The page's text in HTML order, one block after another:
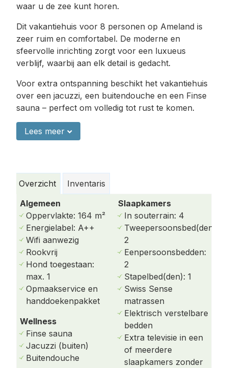
waar u de zee kunt horen.
Dit vakantiehuis voor 8 personen op Ameland is
zeer ruim en comfortabel. De moderne en
sfeervolle inrichting zorgt voor een luxueus
verblijf, waarbij aan elk detail is gedacht.
Voor extra ontspanning beschikt het vakantiehuis
over een jacuzzi, een buitendouche en een Finse
sauna – perfect om volledig tot rust te komen.
Hestia: een modern vakantiehuis
voor 8 personen op Ameland
samengesteld en geïnspireerd door de unieke
ligging midden in de duinen. De eigenaren hebben
natuurlijke materialen, zoals eikenhout, wat de
basis vormt voor de vele Scandinavische
designmeubels in de woning. Ook het kleurenpalet
sluit naadloos aan op de prachtige, heldere
luchten van de Wadden.
Indeling van deze vakantievilla op
Ameland
Hestia heeft twee toegangen: u betreedt het huis
via het souterrain of de begane grond.
Souterrain – koel in de zomer en praktisch
ingedeeld
Lees meer
Overzicht
Inventaris
Algemeen
Oppervlakte: 164 m²
Energielabel: A++
Wifi aanwezig
Rookvrij
Hond toegestaan:
max. 1
Opmaakservice en
handdoekenpakket
Wellness
Finse sauna
Jacuzzi (buiten)
Buitendouche
Slaapkamers
In souterrain: 4
Tweepersoonsbed(den):
2
Eenpersoonsbedden:
2
Stapelbed(den): 1
Swiss Sense
matrassen
Elektrisch verstelbare
bedden
Extra televisie in een
of meerdere
slaapkamers zonder